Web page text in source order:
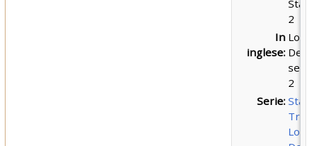
2
In
inglese:
2
Serie: Star